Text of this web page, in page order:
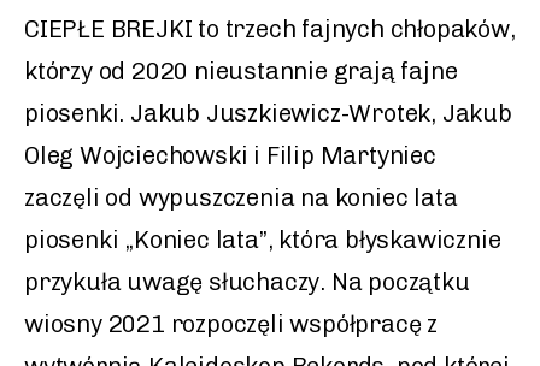
CIEPŁE BREJKI to trzech fajnych chłopaków,
którzy od 2020 nieustannie grają fajne
piosenki. Jakub Juszkiewicz-Wrotek, Jakub
Oleg Wojciechowski i Filip Martyniec
zaczęli od wypuszczenia na koniec lata
piosenki „Koniec lata”, która błyskawicznie
przykuła uwagę słuchaczy. Na początku
wiosny 2021 rozpoczęli współpracę z